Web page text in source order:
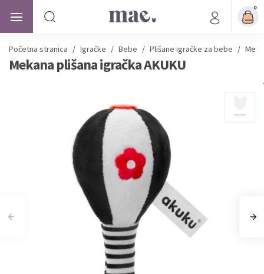
0
Početna stranica / Igračke / Bebe / Plišane igračke za bebe /
Mekana plišana igračka AKUKU